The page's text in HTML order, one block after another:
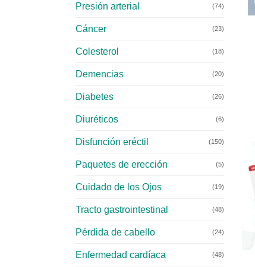
Presión arterial (74)
Cáncer (23)
Colesterol (18)
Demencias (20)
Diabetes (26)
Diuréticos (6)
Disfunción eréctil (150)
Paquetes de erección (5)
Cuidado de los Ojos (19)
Tracto gastrointestinal (48)
Pérdida de cabello (24)
Enfermedad cardíaca (48)